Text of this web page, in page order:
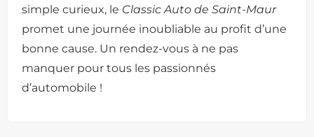
simple curieux, le Classic Auto de Saint-Maur
promet une journée inoubliable au profit d’une
bonne cause. Un rendez-vous à ne pas
manquer pour tous les passionnés
d’automobile !